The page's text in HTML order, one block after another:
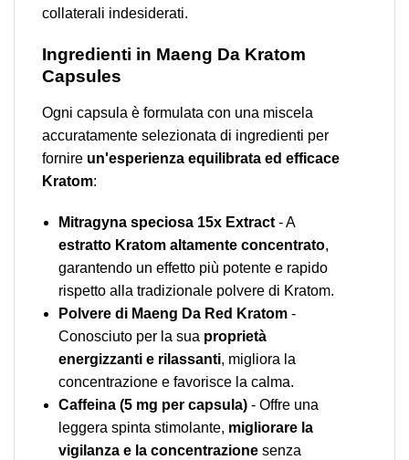
collaterali indesiderati.
Ingredienti in Maeng Da Kratom
Capsules
Ogni capsula è formulata con una miscela
accuratamente selezionata di ingredienti per
fornire un'esperienza equilibrata ed efficace
Kratom:
Mitragyna speciosa 15x Extract - A
estratto Kratom altamente concentrato,
garantendo un effetto più potente e rapido
rispetto alla tradizionale polvere di Kratom.
Polvere di Maeng Da Red Kratom -
Conosciuto per la sua proprietà
energizzanti e rilassanti, migliora la
concentrazione e favorisce la calma.
Caffeina (5 mg per capsula) - Offre una
leggera spinta stimolante, migliorare la
vigilanza e la concentrazione senza